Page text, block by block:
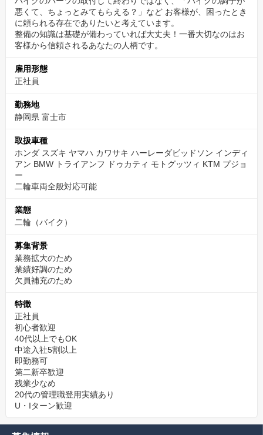
また、教習所で授業を受けている時間は、勤務時間として給料が
しっかり支払われます。
しっかりと休みながら無理なく働ける
月に8日〜9日休めるシフト制だから、自分の時間も大切にできま
す。
有給休暇をとって連休を取るスタッフも多いので、メリハリをつ
けて働くことができます。
お客様や同僚とのツーリングやプロレーサーを招いてのイベント
企画等も行うので、より多くのお客様やバイク関連スタッフと交
ありませんよ！
カスタムや旧車の整備も対応。全店「認証工場」取得
す。当社は現行車や旧車の一般整備、車検整備はもちろんです
が、現行車のカスタム、旧車のカスタムやレストア、オーバーホ
ール等の業務もあり、整備士のスキルを存分に発揮する場があり
設備面に関しても何か足りない物や不便なことがあれば、上司に
すぐに相談できる雰囲気なので言いやすい環境があります。
年齢ではなく仕事で評価され、若くても抜擢される職
場環境
年齢関係なく、やればやった分だけ、成果を残した、結果を出し
風土です。
悪くて、ちょっとみてもらえる？」など お客様が、困ったとき
に頼られる存在でありたいと考えています。
整備の知識は基礎が備わっていれば大丈夫！一番大切なのはお
客様から信頼されるあなたの人柄です。
雇用形態
正社員
勤務地
静岡県 富士市
取扱車種
ホンダ スズキ ヤマハ カワサキ ハーレーダビッドソン インディ
アン BMW トライアンフ ドゥカティ モトグッツィ KTM プジョ
ー
二輪車両全般対応可能
業態
二輪（バイク）
募集背景
業務拡大のため
業績好調のため
欠員補充のため
特徴
正社員
初心者歓迎
40代以上でもOK
中途入社5割以上
即勤務可
第二新卒歓迎
残業少なめ
20代の管理職登用実績あり
U・Iターン歓迎